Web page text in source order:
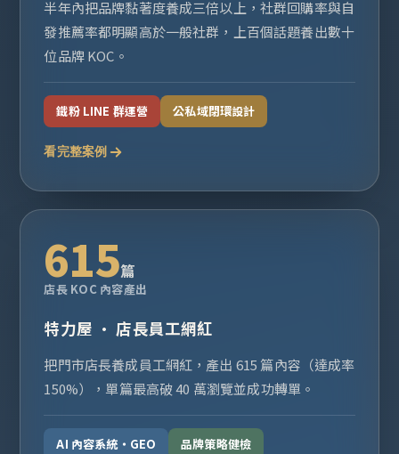
半年內把品牌黏著度養成三倍以上，社群回購率與自
發推薦率都明顯高於一般社群，上百個話題養出數十
位品牌 KOC。
鐵粉 LINE 群運營 公私域閉環設計
看完整案例
615篇
店長 KOC 內容產出
特力屋 · 店長員工網紅
把門市店長養成員工網紅，產出 615 篇內容（達成率
150%），單篇最高破 40 萬瀏覽並成功轉單。
AI 內容系統・GEO 品牌策略健檢